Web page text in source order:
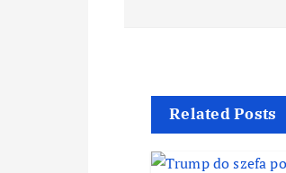
Related Posts